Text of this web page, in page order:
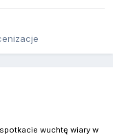
wuchtę wiary w